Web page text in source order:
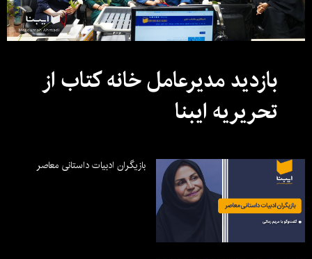
بازدید مدیرعامل خانه کتاب از
تحریریه ایبنا
بازیگران ادبیات داستانی معاصر